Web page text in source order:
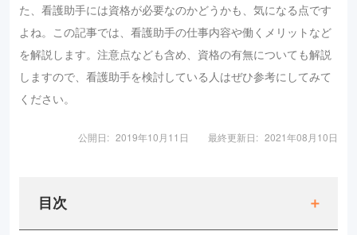
た、看護助手には資格が必要なのかどうかも、気になる点です
よね。この記事では、看護助手の仕事内容や働くメリットなど
を解説します。注意点なども含め、資格の有無についても解説
しますので、看護助手を検討している人はぜひ参考にしてみて
ください。
公開日: 2019年10月11日 最終更新日: 2021年08月10日
目次